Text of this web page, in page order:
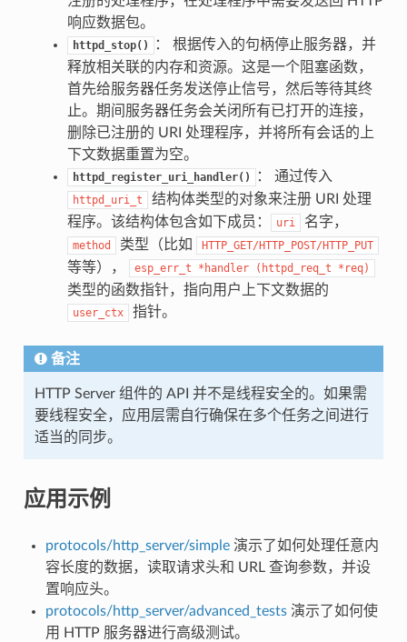
响应数据包。
httpd_stop()
： 根据传入的句柄停止服务器，并
释放相关联的内存和资源。这是一个阻塞函数，
首先给服务器任务发送停止信号，然后等待其终
止。期间服务器任务会关闭所有已打开的连接，
删除已注册的 URI 处理程序，并将所有会话的上
下文数据重置为空。
httpd_register_uri_handler() ： 通过传入
httpd_uri_t
结构体类型的对象来注册 URI 处理
程序。该结构体包含如下成员：
uri 名字，
method 类型（比如 HTTP_GET/HTTP_POST/HTTP_PUT
等等）， esp_err_t *handler (httpd_req_t *req)
类型的函数指针，指向用户上下文数据的
user_ctx 指针。
备注
HTTP Server 组件的 API 并不是线程安全的。如果需
要线程安全，应用层需自行确保在多个任务之间进行
适当的同步。
应用示例
protocols/http_server/simple演示了如何处理任意内
容长度的数据，读取请求头和 URL 查询参数，并设
置响应头。
protocols/http_server/advanced_tests演示了如何使
用 HTTP 服务器进行高级测试。